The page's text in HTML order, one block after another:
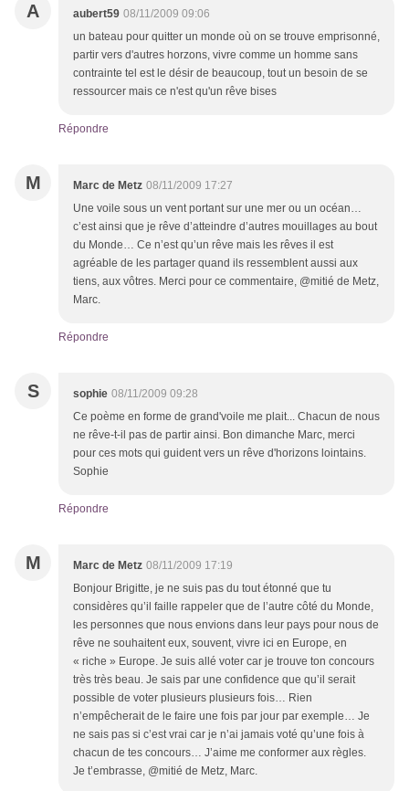
A aubert59 08/11/2009 09:06
un bateau pour quitter un monde où on se trouve emprisonné,
partir vers d'autres horzons, vivre comme un homme sans
contrainte tel est le désir de beaucoup, tout un besoin de se
ressourcer mais ce n'est qu'un rêve bises
Répondre
M Marc de Metz 08/11/2009 17:27
Une voile sous un vent portant sur une mer ou un océan…
c’est ainsi que je rêve d’atteindre d’autres mouillages au bout
du Monde… Ce n’est qu’un rêve mais les rêves il est
agréable de les partager quand ils ressemblent aussi aux
tiens, aux vôtres. Merci pour ce commentaire, @mitié de Metz,
Marc.
Répondre
S sophie 08/11/2009 09:28
Ce poème en forme de grand'voile me plait... Chacun de nous
ne rêve-t-il pas de partir ainsi. Bon dimanche Marc, merci
pour ces mots qui guident vers un rêve d'horizons lointains.
Sophie
Répondre
M Marc de Metz 08/11/2009 17:19
Bonjour Brigitte, je ne suis pas du tout étonné que tu
considères qu’il faille rappeler que de l’autre côté du Monde,
les personnes que nous envions dans leur pays pour nous de
rêve ne souhaitent eux, souvent, vivre ici en Europe, en
« riche » Europe. Je suis allé voter car je trouve ton concours
très très beau. Je sais par une confidence que qu’il serait
possible de voter plusieurs plusieurs fois… Rien
n’empêcherait de le faire une fois par jour par exemple… Je
ne sais pas si c’est vrai car je n’ai jamais voté qu’une fois à
chacun de tes concours… J’aime me conformer aux règles.
Je t’embrasse, @mitié de Metz, Marc.